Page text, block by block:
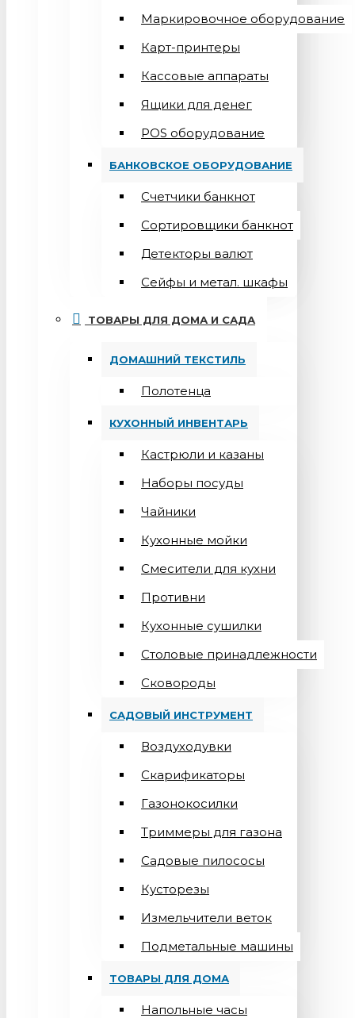
Маркировочное оборудование
Карт-принтеры
Кассовые аппараты
Ящики для денег
POS оборудование
БАНКОВСКОЕ ОБОРУДОВАНИЕ
Счетчики банкнот
Сортировщики банкнот
Детекторы валют
Сейфы и метал. шкафы
ТОВАРЫ ДЛЯ ДОМА И САДА
ДОМАШНИЙ ТЕКСТИЛЬ
Полотенца
КУХОННЫЙ ИНВЕНТАРЬ
Кастрюли и казаны
Наборы посуды
Чайники
Кухонные мойки
Смесители для кухни
Противни
Кухонные сушилки
Столовые принадлежности
Сковороды
САДОВЫЙ ИНСТРУМЕНТ
Воздуходувки
Скарификаторы
Газонокосилки
Триммеры для газона
Садовые пилососы
Кусторезы
Измельчители веток
Подметальные машины
ТОВАРЫ ДЛЯ ДОМА
Напольные часы